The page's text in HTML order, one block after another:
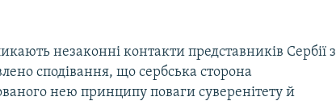
незаконні контакти представників Сербії з
сподівання, що сербська сторона
нею принципу поваги суверенітету й